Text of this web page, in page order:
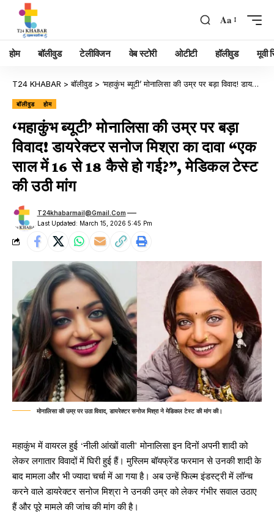
Aa
होम बॉलीवुड टेलीविजन वेब स्टोरी ओटीटी हॉलीवुड मूवी
T24 KHABAR >बॉलीवुड > ‘महाकुंभ ब्यूटी’ मोनालिसा की उम्र पर बड़ा विवाद! डायरेक्टर सनोज मिश्रा का दावा “एक साल में 16 से 18 कैसे हो गई?”, मेडिकल टेस्ट की उठी मांग
बॉलीवुड होम
‘महाकुंभ ब्यूटी’ मोनालिसा की उम्र पर बड़ा
विवाद! डायरेक्टर सनोज मिश्रा का दावा “एक
साल में 16 से 18 कैसे हो गई?”, मेडिकल टेस्ट
की उठी मांग
Last Updated: March 15, 2026 5:45 Pm
T24khabarmail@gmail.com
मोनालिसा की उम्र पर उठा विवाद, डायरेक्टर सनोज मिश्रा ने मेडिकल टेस्ट की मांग की।
महाकुंभ में वायरल हुई ‘नीली आंखों वाली’ मोनालिसा इन दिनों अपनी शादी को
लेकर लगातार विवादों में घिरी हुई हैं। मुस्लिम बॉयफ्रेंड फरमान से उनकी शादी के
बाद मामला और भी ज्यादा चर्चा में आ गया है। अब उन्हें फिल्म इंडस्ट्री में लॉन्च
करने वाले डायरेक्टर सनोज मिश्रा ने उनकी उम्र को लेकर गंभीर सवाल उठाए
हैं और पूरे मामले की जांच की मांग की है।